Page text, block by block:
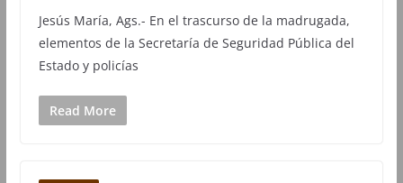
Jesús María, Ags.- En el trascurso de la madrugada,
elementos de la Secretaría de Seguridad Pública del
Estado y policías
Read More